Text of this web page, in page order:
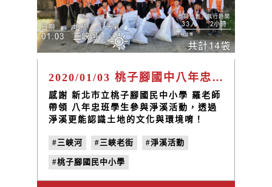
2020/01/03 桃子腳國中八年忠班 環境教育課
感謝 新北市立桃子腳國民中小學​ 羅老師
帶領 八年忠班學生參與淨溪活動，透過
淨溪更能認識土地的文化與環境唷！
#三峽河 #三峽老街 #淨溪活動
#桃子腳國民中小學